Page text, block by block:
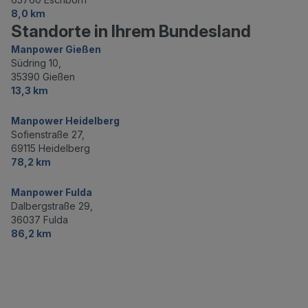
8,0 km
Standorte in Ihrem Bundesland
Manpower Gießen
Südring 10,
35390 Gießen
13,3 km
Manpower Heidelberg
Sofienstraße 27,
69115 Heidelberg
78,2 km
Manpower Fulda
Dalbergstraße 29,
36037 Fulda
86,2 km